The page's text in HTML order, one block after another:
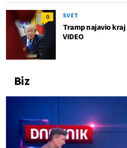
0 SVET
Tramp najavio
VIDEO
Biz